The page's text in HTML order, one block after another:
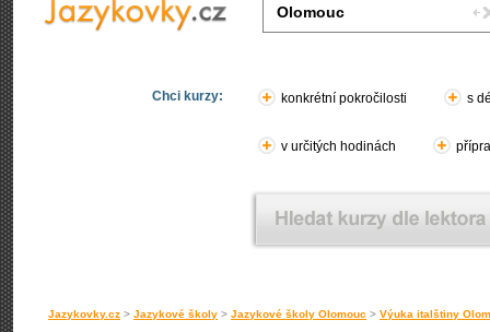
Chci kurzy: konkrétní pokročilosti s
v určitých hodinách
Jazykovky.cz > Jazykové školy > Jazykové školy Olomouc > Výuka italštiny